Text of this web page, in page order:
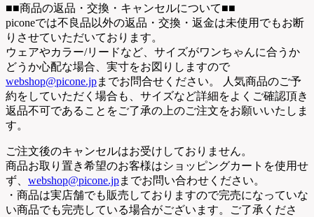
■■商品の返品・交換・キャンセルについて■■
piconeでは不良品以外の返品・交換・返金は未使用でもお断
りさせていただいております。
ウェアやカラー/リードなど、サイズがワンちゃんに合うか
どうか心配な場合、実寸をお図りしますので
webshop@picone.jpまでお問合せください。 人気商品のご予
約をしていただく場合も、サイズなど詳細をよくご確認頂き
返品不可であることをご了承の上のご注文をお願いいたしま
す。
ご注文後のキャンセルはお受けしておりません。
商品お取り置き希望のお客様はショッピングカートを使用せ
ず、 webshop@picone.jpまでお問い合わせください。
・商品は実店舗でも販売しておりますので完売になっていな
い商品でも完売している場合がございます。ご了承くださ